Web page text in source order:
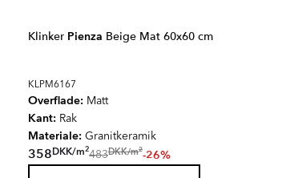
Klinker Pienza Beige Mat 60x60 cm
KLPM6167
Overflade: Matt
Kant: Rak
Materiale: Granitkeramik
358DKK/m2483DKK/m2-26%